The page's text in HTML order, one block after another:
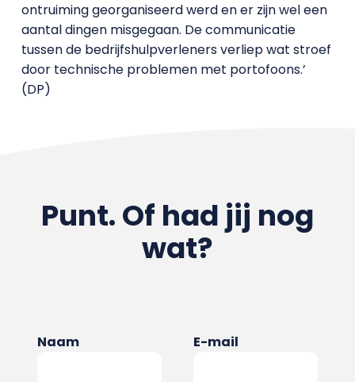
ontruiming georganiseerd werd en er zijn wel een
aantal dingen misgegaan. De communicatie
tussen de bedrijfshulpverleners verliep wat stroef
door technische problemen met portofoons.’
(DP)
Punt. Of had jij nog
wat?
Naam E-mail